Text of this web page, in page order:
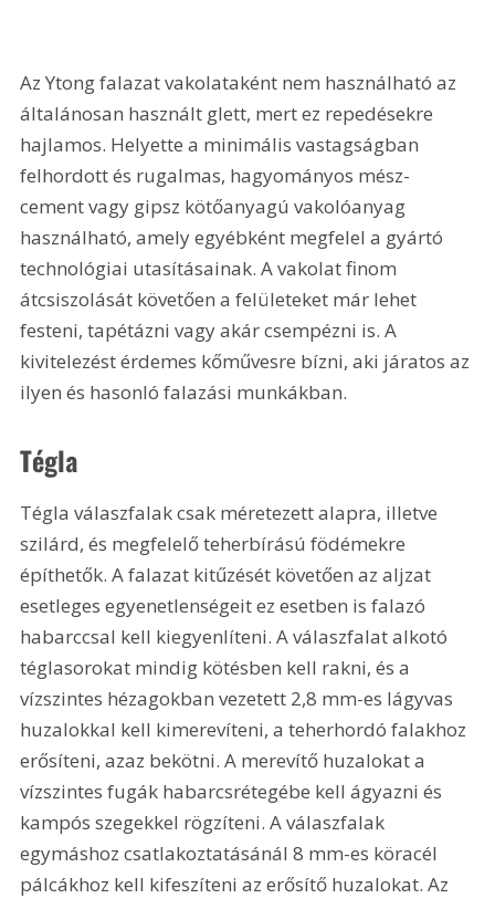
Az Ytong falazat vakolataként nem használható az
általánosan használt glett, mert ez repedésekre
hajlamos. Helyette a minimális vastagságban
felhordott és rugalmas, hagyományos mész-
cement vagy gipsz kötőanyagú vakolóanyag
használható, amely egyébként megfelel a gyártó
technológiai utasításainak. A vakolat finom
átcsiszolását követően a felületeket már lehet
festeni, tapétázni vagy akár csempézni is. A
kivitelezést érdemes kőművesre bízni, aki járatos az
ilyen és hasonló falazási munkákban.
Tégla
Tégla válaszfalak csak méretezett alapra, illetve
szilárd, és megfelelő teherbírású födémekre
építhetők. A falazat kitűzését követően az aljzat
esetleges egyenetlenségeit ez esetben is falazó
habarccsal kell kiegyenlíteni. A válaszfalat alkotó
téglasorokat mindig kötésben kell rakni, és a
vízszintes hézagokban vezetett 2,8 mm-es lágyvas
huzalokkal kell kimerevíteni, a teherhordó falakhoz
erősíteni, azaz bekötni. A merevítő huzalokat a
vízszintes fugák habarcsrétegébe kell ágyazni és
kampós szegekkel rögzíteni. A válaszfalak
egymáshoz csatlakoztatásánál 8 mm-es köracél
pálcákhoz kell kifeszíteni az erősítő huzalokat. Az